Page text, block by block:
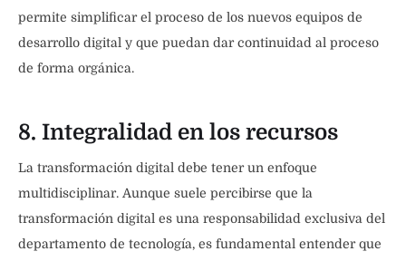
permite simplificar el proceso de los nuevos equipos de
desarrollo digital y que puedan dar continuidad al proceso
de forma orgánica.
8. Integralidad en los recursos
La transformación digital debe tener un enfoque
multidisciplinar. Aunque suele percibirse que la
transformación digital es una responsabilidad exclusiva del
departamento de tecnología, es fundamental entender que